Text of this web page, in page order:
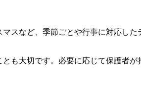
スなど、季節ごとや行事に対応した
も大切です。必要に応じて保護者